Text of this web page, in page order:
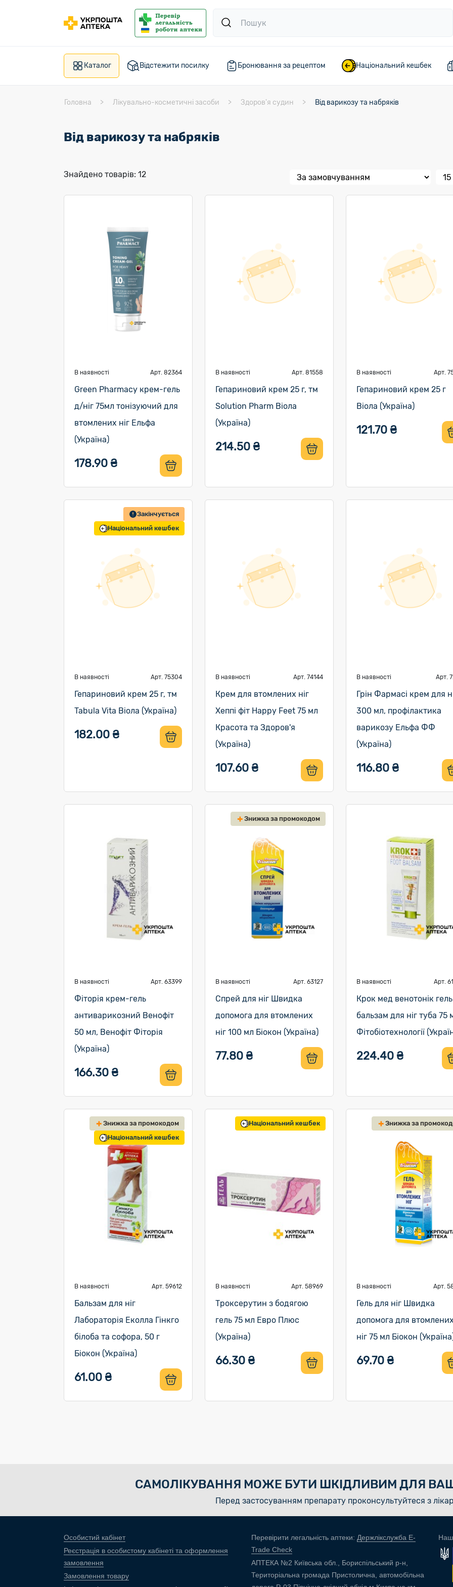
Каталог Відстежити посилку Бронювання за рецептом Національний кешбек
Головна Лікувально-косметичні засоби Здоров'я судин Від варикозу та набряків
Від варикозу та набряків
Знайдено товарів: 12
В наявності Арт. 82364
Green Pharmacy крем-гель
д/ніг 75мл тонізуючий для
втомлених ніг Ельфа
(Україна)
178.90 ₴
В наявності Арт. 81558
Гепариновий крем 25 г, тм
Solution Pharm Віола
(Україна)
214.50 ₴
В наявності Арт.
Гепариновий крем 25 г
Віола (Україна)
121.70 ₴
Закінчується
Національний кешбек
В наявності Арт. 75304
Гепариновий крем 25 г, тм
Tabula Vita Віола (Україна)
182.00 ₴
В наявності Арт. 74144
Крем для втомлених ніг
Хеппі фіт Happy Feet 75 мл
Красота та Здоров'я
(Україна)
107.60 ₴
В наявності Арт.
Грін Фармасі крем для
300 мл, профілактика
варикозу Ельфа ФФ
(Україна)
116.80 ₴
В наявності Арт. 63399
Фіторія крем-гель
антиварикозний Венофіт
50 мл, Венофіт Фіторія
(Україна)
166.30 ₴
Знижка за промокодом
В наявності Арт. 63127
Спрей для ніг Швидка
допомога для втомлених
ніг 100 мл Біокон (Україна)
77.80 ₴
В наявності Арт.
Крок мед венотонік
бальзам для ніг туба 75
Фітобіотехнології
224.40 ₴
Знижка за промокодом
Національний кешбек
В наявності Арт. 59612
Бальзам для ніг
Лабораторія Еколла Гінкго
білоба та софора, 50 г
Біокон (Україна)
61.00 ₴
Національний кешбек
В наявності Арт. 58969
Троксерутин з бодягою
гель 75 мл Евро Плюс
(Україна)
66.30 ₴
Знижка за
В наявності Арт.
Гель для ніг Швидка
допомога для
ніг 75 мл Біокон
69.70 ₴
САМОЛІКУВАННЯ МОЖЕ БУТИ ШКІДЛИВИМ ДЛЯ
Перед застосуванням препарату проконсультуйтеся з
Особистий кабінет
Реєстрація в особистому кабінеті та оформлення
замовлення
Замовлення товару
Перевірити легальність аптеки: Держлікслужба E-
Trade Check
АПТЕКА №2 Київська обл., Бориспільський р-н,
Територіальна громада Пристолична, автомобільна